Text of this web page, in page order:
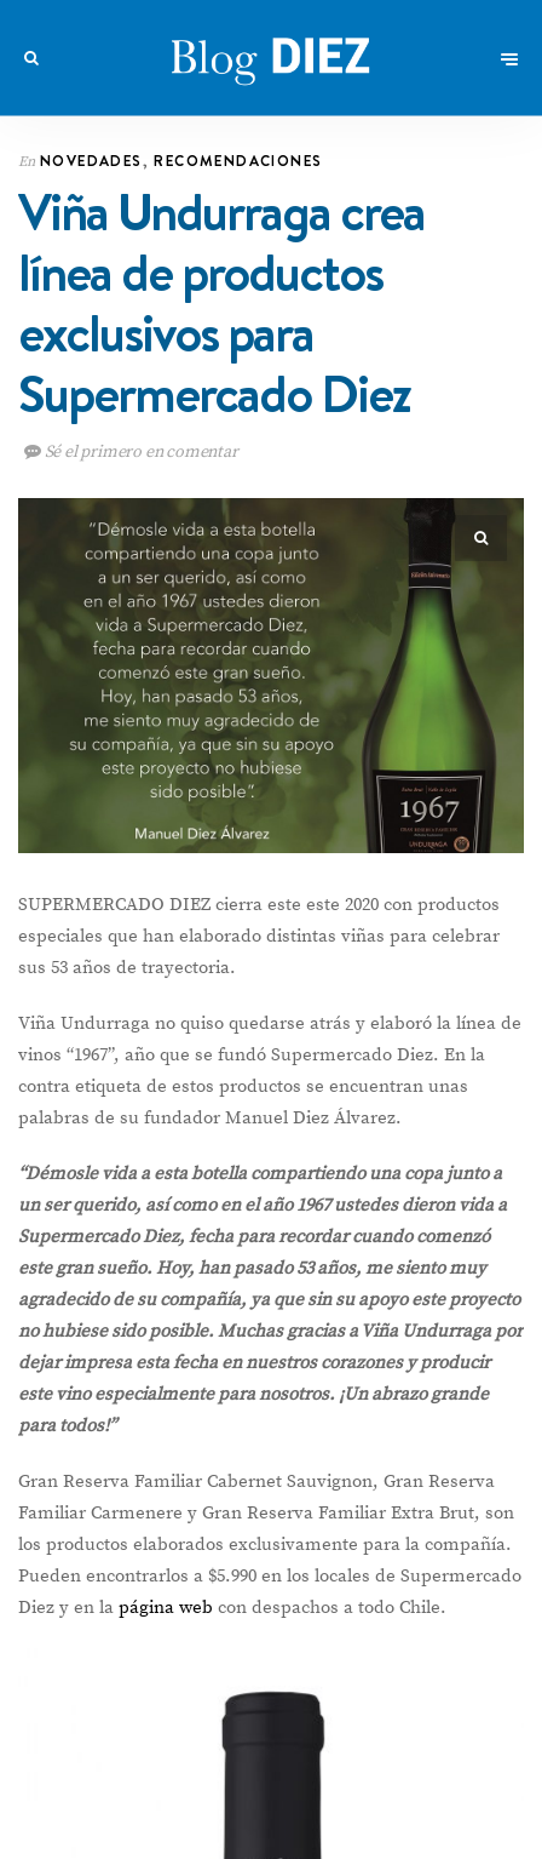
En NOVEDADES,RECOMENDACIONES
Viña Undurraga crea
línea de productos
exclusivos para
Supermercado Diez
Sé el primero en comentar
SUPERMERCADO DIEZ cierra este este 2020 con productos
especiales que han elaborado distintas viñas para celebrar
sus 53 años de trayectoria.
Viña Undurraga no quiso quedarse atrás y elaboró la línea de
vinos “1967”, año que se fundó Supermercado Diez. En la
contra etiqueta de estos productos se encuentran unas
palabras de su fundador Manuel Diez Álvarez.
“Démosle vida a esta botella compartiendo una copa junto a
un ser querido, así como en el año 1967 ustedes dieron vida a
Supermercado Diez, fecha para recordar cuando comenzó
este gran sueño. Hoy, han pasado 53 años, me siento muy
agradecido de su compañía, ya que sin su apoyo este proyecto
no hubiese sido posible. Muchas gracias a Viña Undurraga por
dejar impresa esta fecha en nuestros corazones y producir
este vino especialmente para nosotros. ¡Un abrazo grande
para todos!”
Gran Reserva Familiar Cabernet Sauvignon, Gran Reserva
Familiar Carmenere y Gran Reserva Familiar Extra Brut, son
los productos elaborados exclusivamente para la compañía.
Pueden encontrarlos a $5.990 en los locales de Supermercado
Diez y en la página web con despachos a todo Chile.